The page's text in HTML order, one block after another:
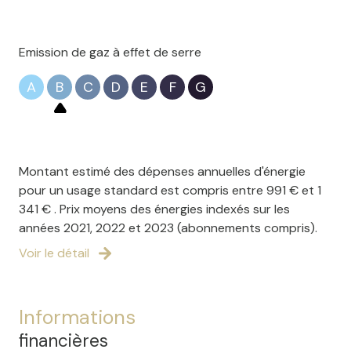
Emission de gaz à effet de serre
A B C D E F G
Montant estimé des dépenses annuelles d'énergie
pour un usage standard est compris entre 991 € et 1
341 € . Prix moyens des énergies indexés sur les
années 2021, 2022 et 2023 (abonnements compris).
Voir le détail
Informations
financières